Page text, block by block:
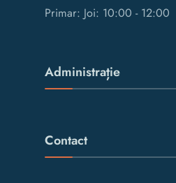
Primar: Joi: 10:00 - 12:00
Administrație
Contact